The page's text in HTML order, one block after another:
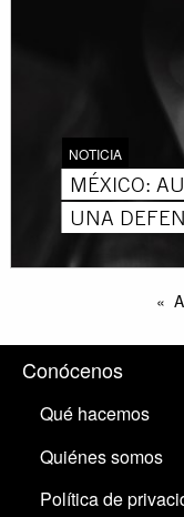
NOTICIA
MÉXICO:
UNA
Conócenos
Qué hacemos
Quiénes somos
Política de